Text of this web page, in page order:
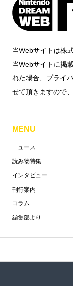
当Webサイトは株
当Webサイトに掲
れた場合、プライ
せて頂きますので
MENU
ニュース
読み物特集
インタビュー
刊行案内
コラム
編集部より